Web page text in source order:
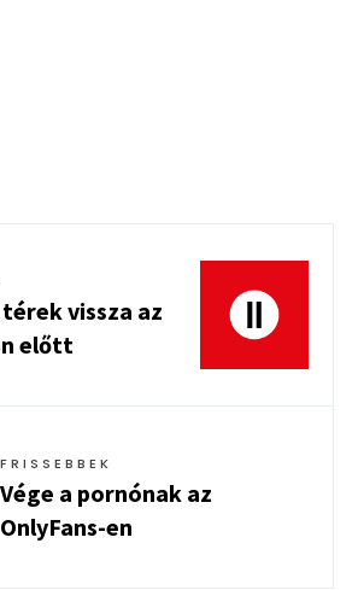
vissza az
előtt
FRISSEBBEK
Vége a pornónak az
OnlyFans-en